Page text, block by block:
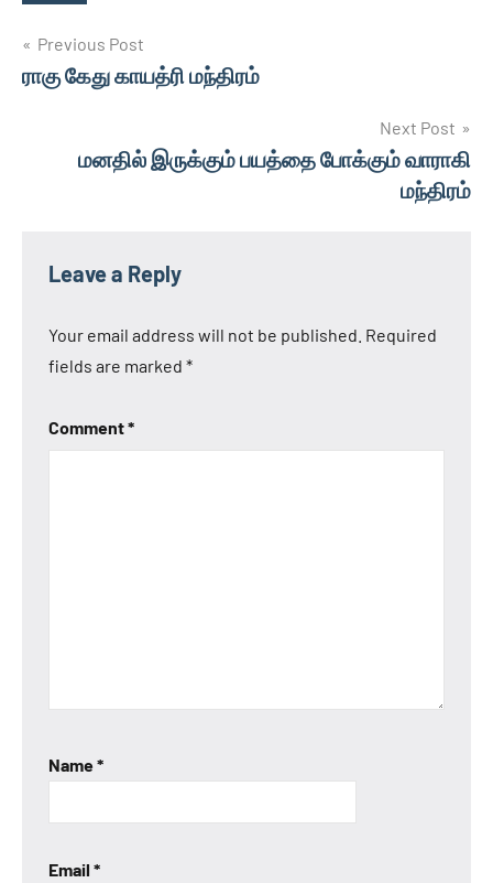
Post
navigation
Previous Post
ராகு கேது காயத்ரி மந்திரம்
Next Post
மனதில் இருக்கும் பயத்தை போக்கும் வாராகி
மந்திரம்
Leave a Reply
Your email address will not be published. Required
fields are marked *
Comment*
Name*
Email *